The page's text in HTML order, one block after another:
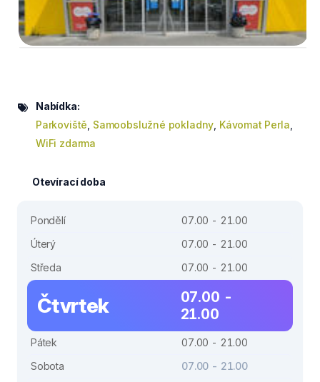
Nabídka:
Parkoviště Samoobslužné pokladny Kávomat Perla
WiFi zdarma
Otevírací doba
Pondělí
07.00 - 21.00
Úterý
07.00 - 21.00
Středa
07.00 - 21.00
Čtvrtek
07.00 -
21.00
Pátek
07.00 - 21.00
Sobota
07.00 - 21.00